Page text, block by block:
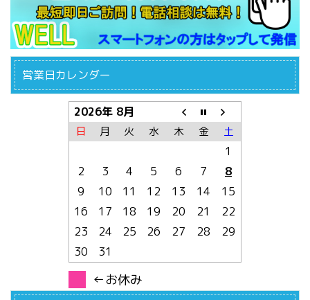
営業日カレンダー
2026年 8月
日 月 火 水 木 金 土
1
2
3 4 5 6 7
8
9
10 11 12 13 14
15
16
17 18 19 20 21
22
23
24 25 26 27 28
29
30
31
←お休み